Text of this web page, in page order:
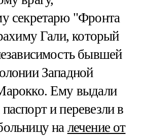
секретарю "Фронта
Гали, который
бывшей
Западной
Ему выдали
и перевезли в
на лечение от